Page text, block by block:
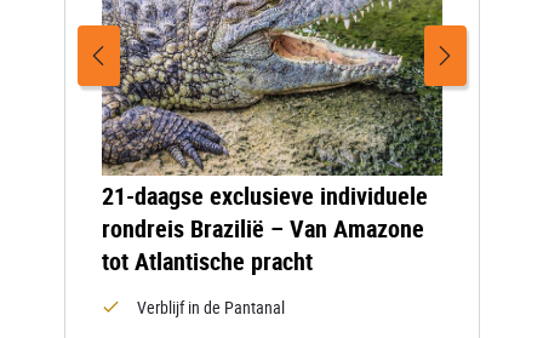
21-daagse exclusieve individuele
rondreis Brazilië – Van Amazone
tot Atlantische pracht
Verblijf in de Pantanal